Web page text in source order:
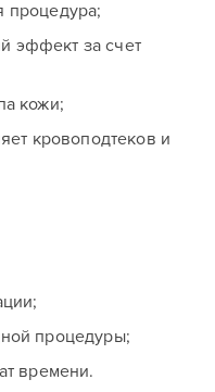
процедура;
эффект за счет
кожи;
кровоподтеков и
процедуры;
времени.